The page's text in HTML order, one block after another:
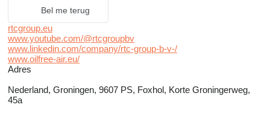
Bel me terug
rtcgroup.eu
www.youtube.com/@rtcgroupbv
www.linkedin.com/company/rtc-group-b-v-/
www.oilfree-air.eu/
Adres
Nederland, Groningen, 9607 PS, Foxhol, Korte Groningerweg,
45a